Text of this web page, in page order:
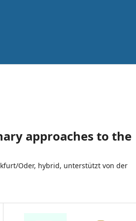
approaches to the
Oder, hybrid, unterstützt von der